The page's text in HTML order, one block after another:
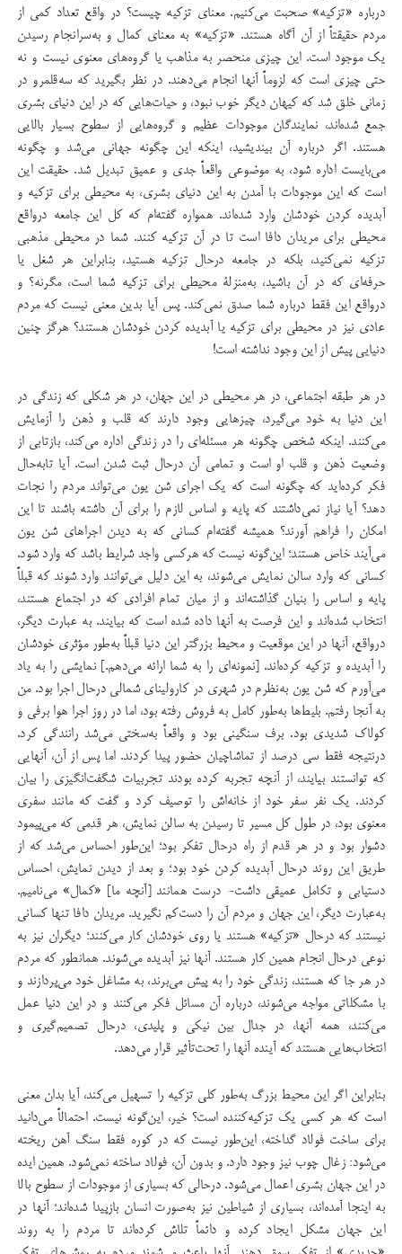
درباره «تزکیه» صحبت می‌کنیم. معنای تزکیه چیست؟ در واقع تعداد کمی از
مردم حقیقتاً از آن آگاه‌ هستند. «تزکیه» به معنای کمال و به‌سرانجام رسیدن
یک موجود است. این چیزی منحصر به مذاهب یا گروه‌های معنوی نیست و نه
حتی چیزی است که لزوماً آنها انجام می‌دهند. در نظر بگیرید که سه‌قلمرو در
زمانی خلق شد که کیهان دیگر خوب نبود، و حیات‌هایی که در این دنیای بشری
جمع شده‌اند، نمایندگان موجودات عظیم و گروه‌هایی از سطوح بسیار بالایی
هستند. اگر درباره آن بیندیشید، اینکه این چگونه جهانی می‌شد و چگونه
می‌بایست اداره شود، به موضوعی واقعاً جدی و عمیق تبدیل شد. حقیقت این
است که این موجودات با آمدن به این دنیای بشری، به محیطی برای تزکیه و
آبدیده کردن خودشان وارد شده‌اند. همواره گفته‌ام که کل این جامعه درواقع
محیطی برای مریدان دافا است تا در آن تزکیه کنند. شما در محیطی مذهبی
تزکیه نمی‌کنید، بلکه در جامعه درحال تزکیه هستید، بنابراین هر شغل یا
حرفه‌ای که در آن باشید، به‌منزلۀ محیطی برای تزکیه شما است، مگرنه؟ و
درواقع این فقط درباره شما صدق نمی‌کند. پس آیا بدین معنی نیست که مردم
عادی نیز در محیطی برای تزکیه یا آبدیده کردن خودشان هستند؟ هرگز چنین
دنیایی پیش از این وجود نداشته است!
در هر طبقه اجتماعی، در هر محیطی در این جهان، در هر شکلی که زندگی در
این دنیا به خود می‌گیرد، چیزهایی وجود دارند که قلب و ذهن را آزمایش
می‌کنند. اینکه شخص چگونه هر مسئله‌ای را در زندگی‌ اداره می‌کند، بازتابی از
وضعیت ذهن و قلب او است و تمامی آن درحال ثبت شدن است. آیا تابه‌حال
فکر کرده‌اید که چگونه است که یک اجرای شن یون می‌تواند مردم را نجات
دهد؟ آیا نیاز نمی‌داشتند که پایه و اساس لازم را برای آن داشته باشند تا این
امکان را فراهم آورند؟ همیشه گفته‌ام کسانی که به دیدن اجراهای شن یون
می‌آیند خاص هستند؛ این‌گونه نیست که هرکسی واجد شرایط باشد که وارد شود.
کسانی که وارد سالن نمایش می‌شوند، به این دلیل می‌توانند وارد شوند که قبلاً
پایه و اساس را بنیان گذاشته‌اند و از میان تمام افرادی که در اجتماع هستند،
انتخاب شده‌اند و این فرصت به آنها داده شده است که بیایند. به عبارت دیگر،
درواقع، آنها در این موقعیت و محیط بزرگتر این دنیا قبلاً به‌طور مؤثری خودشان
را آبدیده و تزکیه کرده‌اند. [نمونه‌ای را به شما ارائه می‌دهم.] نمایشی را به یاد
می‌آورم که شن یون به‌نظرم در شهری در کارولینای شمالی درحال اجرا بود. من
به آنجا رفتم. بلیط‌ها به‌طور کامل به فروش رفته بود، اما در روز اجرا هوا برفی و
کولاک شدیدی بود. برف سنگینی بود و واقعاً به‌سختی می‌شد رانندگی کرد.
در‌نتیجه فقط سی‌ درصد از تماشاچیان حضور پیدا کردند. اما پس از آن، آنهایی
که توانستند بیایند، از آنچه تجربه کرده بودند تجربیات شگفت‌انگیزی را بیان
کردند. یک نفر سفر خود از خانه‌اش را توصیف کرد و گفت که مانند سفری
معنوی بود، در طول کل مسیر تا رسیدن به سالن نمایش، هر قدمی که می‌پیمود
دشوار بود و در هر قدم از راه درحال تفکر بود؛ این‌طور احساس می‌شد که از
طریق این روند درحال آبدیده کردن خود بود؛ و بعد از دیدن نمایش، احساس
دستیابی و تکامل عمیقی داشت- درست همانند [آنچه ما] «کمال» می‌نامیم.
به‌عبارت دیگر، این جهان و مردم آن را دست‌کم نگیرید. مریدان دافا تنها کسانی
نیستند که درحال «تزکیه» هستند یا روی خودشان کار می‌کنند؛ دیگران نیز به
نوعی درحال انجام همین کار هستند. آنها نیز آبدیده می‌شوند. همانطور که مردم
در هر جا که هستند، زندگی خود را به پیش می‌برند، به مشاغل خود می‌پردازند و
با مشکلاتی مواجه می‌شوند، درباره آن مسائل فکر می‌کنند و در این دنیا عمل
می‌کنند، همه آنها، در جدال بین نیکی و پلیدی، درحال تصمیم‌گیری و
انتخاب‌هایی هستند که آینده آنها را تحت‌تأثیر قرار می‌دهد.
بنابراین اگر این محیط بزرگ به‌طور کلی تزکیه را تسهیل می‌کند، آیا بدان معنی
است که هر کسی یک تزکیه‌کننده است؟ خیر، این‌گونه نیست. احتمالاً می‌دانید
برای ساخت فولاد گداخته، این‌طور نیست که در کوره فقط سنگ آهن ریخته
می‌شود: زغال چوب نیز وجود دارد. و بدون آن، فولاد ساخته نمی‌شود. همین ایده
در این جهان بشری اعمال می‌شود. درحالی که بسیاری از موجودات از سطوح بالا
به اینجا آمده‌اند، بسیاری از شیاطین نیز به‌صورت انسان بازپیدا شده‌اند؛ آنها در
این جهان مشکل ایجاد کرده و دائماً تلاش کرده‌اند تا مردم را به روند